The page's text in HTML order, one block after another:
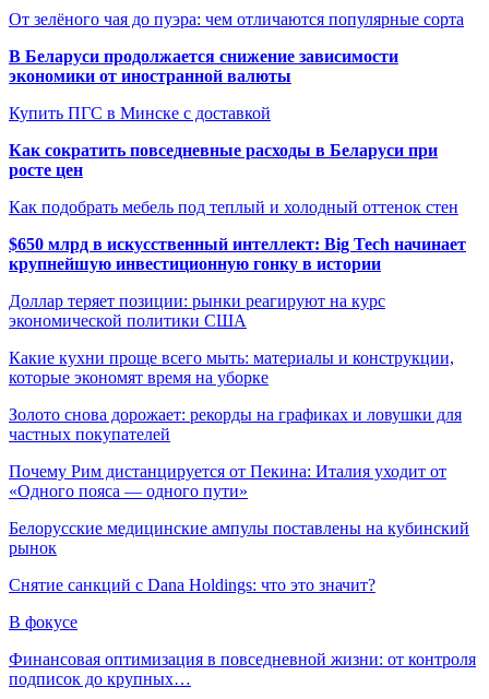
От зелёного чая до пуэра: чем отличаются популярные сорта
В Беларуси продолжается снижение зависимости
экономики от иностранной валюты
Купить ПГС в Минске с доставкой
Как сократить повседневные расходы в Беларуси при
росте цен
Как подобрать мебель под теплый и холодный оттенок стен
$650 млрд в искусственный интеллект: Big Tech начинает
крупнейшую инвестиционную гонку в истории
Доллар теряет позиции: рынки реагируют на курс
экономической политики США
Какие кухни проще всего мыть: материалы и конструкции,
которые экономят время на уборке
Золото снова дорожает: рекорды на графиках и ловушки для
частных покупателей
Почему Рим дистанцируется от Пекина: Италия уходит от
«Одного пояса — одного пути»
Белорусские медицинские ампулы поставлены на кубинский
рынок
Снятие санкций с Dana Holdings: что это значит?
В фокусе
Финансовая оптимизация в повседневной жизни: от контроля
подписок до крупных…